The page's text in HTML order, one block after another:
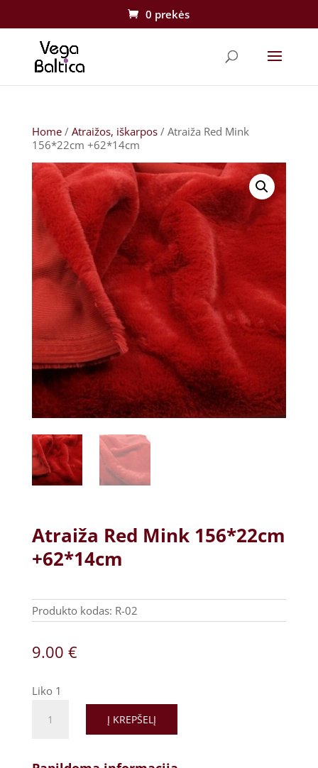
0 prekės
Home/ Atraižos, iškarpos/ Atraiža Red Mink
156*22cm +62*14cm
Atraiža Red Mink 156*22cm
+62*14cm
Produkto kodas: R-02
9.00 €
Liko 1
Į KREPŠELĮ